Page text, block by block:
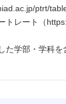
ptrt/
トレート（
た学部・学科を